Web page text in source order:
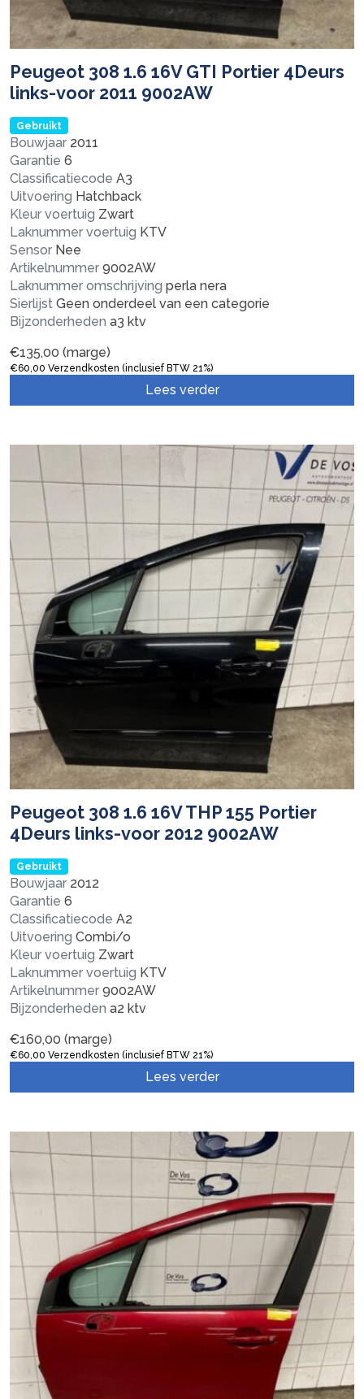
Peugeot 308 1.6 16V GTI Portier 4Deurs
links-voor 2011 9002AW
Gebruikt
Bouwjaar 2011
Garantie 6
Classificatiecode A3
Uitvoering Hatchback
Kleur voertuig Zwart
Laknummer voertuig KTV
Sensor Nee
Artikelnummer 9002AW
Laknummer omschrijving perla nera
Sierlijst Geen onderdeel van een categorie
Bijzonderheden a3 ktv
€135,00 (marge)
€60,00 Verzendkosten (inclusief BTW 21%)
Lees verder
Peugeot 308 1.6 16V THP 155 Portier
4Deurs links-voor 2012 9002AW
Gebruikt
Bouwjaar 2012
Garantie 6
Classificatiecode A2
Uitvoering Combi/o
Kleur voertuig Zwart
Laknummer voertuig KTV
Artikelnummer 9002AW
Bijzonderheden a2 ktv
€160,00 (marge)
€60,00 Verzendkosten (inclusief BTW 21%)
Lees verder